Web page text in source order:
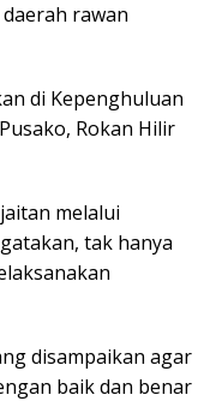
rawan
di Kepenghuluan
Rokan Hilir
melalui
tak hanya
disampaikan agar
baik dan benar